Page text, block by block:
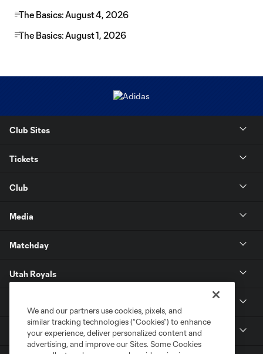
The Basics: August 4, 2026
The Basics: August 1, 2026
Club Sites
Tickets
Club
Media
Matchday
Utah Royals
More
We and our partners use cookies, pixels, and
similar tracking technologies (“Cookies”) to enhance
your experience, deliver personalized content and
advertising, and improve our Sites. Some Cookies